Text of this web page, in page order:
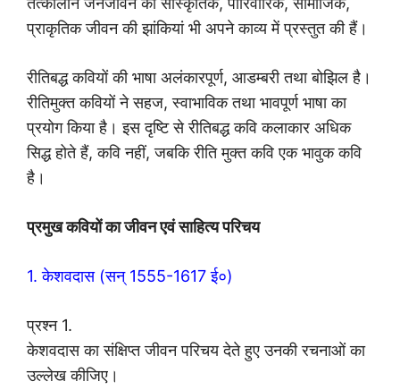
प्राकृतिक जीवन की झांकियां भी अपने काव्य में प्रस्तुत की हैं।
रीतिबद्ध कवियों की भाषा अलंकारपूर्ण, आडम्बरी तथा बोझिल है।
रीतिमुक्त कवियों ने सहज, स्वाभाविक तथा भावपूर्ण भाषा का
प्रयोग किया है। इस दृष्टि से रीतिबद्ध कवि कलाकार अधिक
सिद्ध होते हैं, कवि नहीं, जबकि रीति मुक्त कवि एक भावुक कवि
है।
प्रमुख कवियों का जीवन एवं साहित्य परिचय
1. केशवदास (सन् 1555-1617 ई०)
प्रश्न 1.
केशवदास का संक्षिप्त जीवन परिचय देते हुए उनकी रचनाओं का
उल्लेख कीजिए।